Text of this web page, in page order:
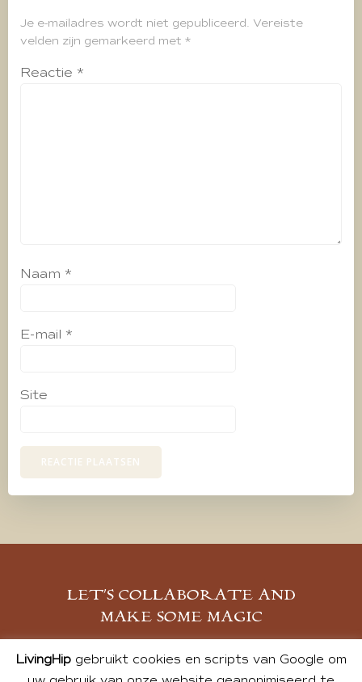
Je e-mailadres wordt niet gepubliceerd. Vereiste
velden zijn gemarkeerd met *
Reactie *
Naam *
E-mail *
Site
LET’S COLLABORATE AND
MAKE SOME MAGIC
MELD JE AAN
LivingHipgebruikt cookies en scripts van Google om